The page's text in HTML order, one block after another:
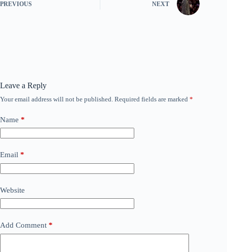
PREVIOUS NEXT
Leave a Reply
Your email address will not be published. Required fields are marked *
Name *
Email *
Website
Add Comment *